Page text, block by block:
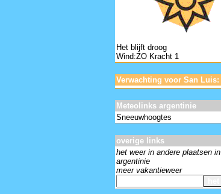
Het blijft droog
Wind:ZO Kracht 1
Verwachting voor San Luis:
Meteolinks argentinie
Sneeuwhoogtes
overige links
het weer in andere plaatsen in
argentinie
meer vakantieweer